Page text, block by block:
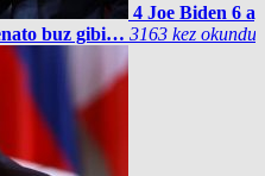
4 Joe Biden 6
buz gibi… 3163 kez okundu